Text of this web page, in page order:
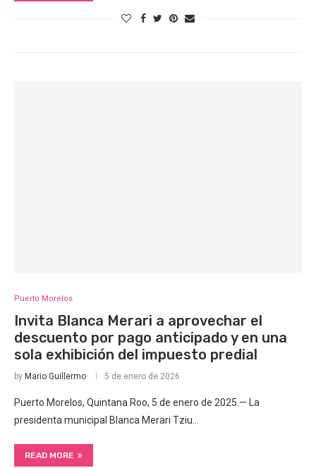
Puerto Morelos
Invita Blanca Merari a aprovechar el
descuento por pago anticipado y en una
sola exhibición del impuesto predial
by Mario Guillermo 5 de enero de 2026
Puerto Morelos, Quintana Roo, 5 de enero de 2025.— La
presidenta municipal Blanca Merari Tziu…
READ MORE